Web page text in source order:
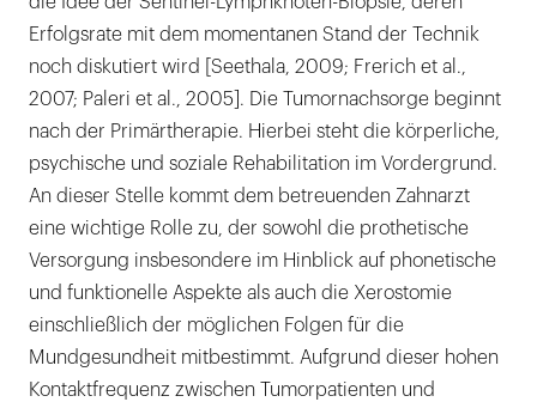
Erfolgsrate mit dem momentanen Stand der Technik
noch diskutiert wird [Seethala, 2009; Frerich et al.,
2007; Paleri et al., 2005]. Die Tumornachsorge beginnt
nach der Primärtherapie. Hierbei steht die körperliche,
psychische und soziale Rehabilitation im Vordergrund.
An dieser Stelle kommt dem betreuenden Zahnarzt
eine wichtige Rolle zu, der sowohl die prothetische
Versorgung insbesondere im Hinblick auf phonetische
und funktionelle Aspekte als auch die Xerostomie
einschließlich der möglichen Folgen für die
Mundgesundheit mitbestimmt. Aufgrund dieser hohen
Kontaktfrequenz zwischen Tumorpatienten und